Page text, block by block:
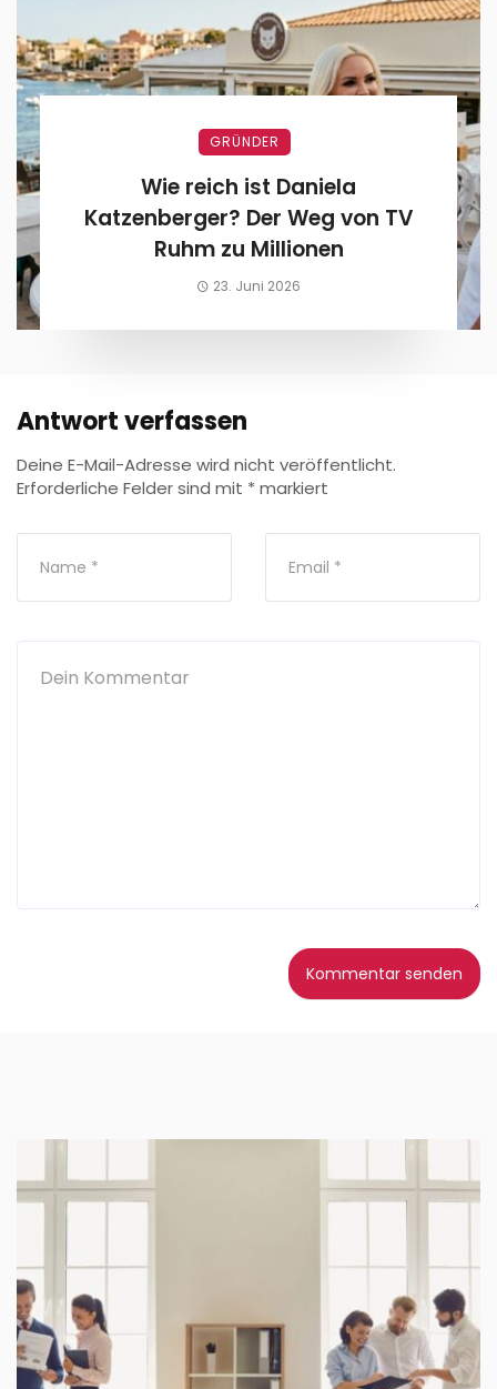
GRÜNDER
Wie reich ist Daniela
Katzenberger? Der Weg von TV
Ruhm zu Millionen
23. Juni 2026
Antwort verfassen
Deine E-Mail-Adresse wird nicht veröffentlicht.
Erforderliche Felder sind mit * markiert